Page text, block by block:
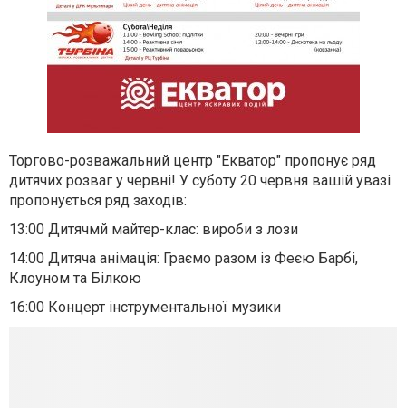
Торгово-розважальний центр "Екватор" пропонує ряд
дитячих розваг у червні! У суботу 20 червня вашій увазі
пропонується ряд заходів:
13:00 Дитячмй майтер-клас: вироби з лози
14:00 Дитяча анімація: Граємо разом із Феєю Барбі,
Клоуном та Білкою
16:00 Концерт інструментальної музики